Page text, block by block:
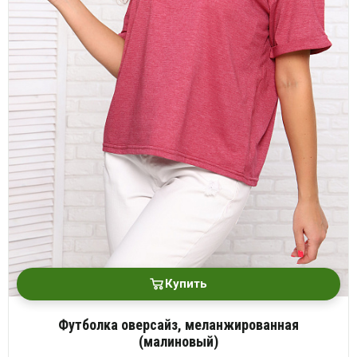
Купить
Футболка оверсайз, меланжированная
(малиновый)